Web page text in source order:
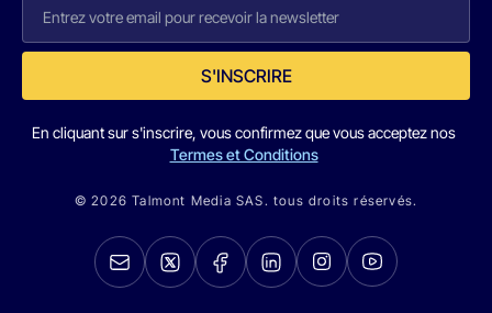
S'INSCRIRE
En cliquant sur s'inscrire, vous confirmez que vous acceptez nos
Termes et Conditions
© 2026 Talmont Media SAS. tous droits réservés.